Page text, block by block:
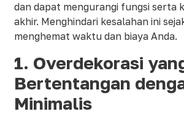
dan dapat mengurangi fungsi serta
akhir. Menghindari kesalahan ini
menghemat waktu dan biaya Anda.
1. Overdekorasi
Bertentangan
Minimalis